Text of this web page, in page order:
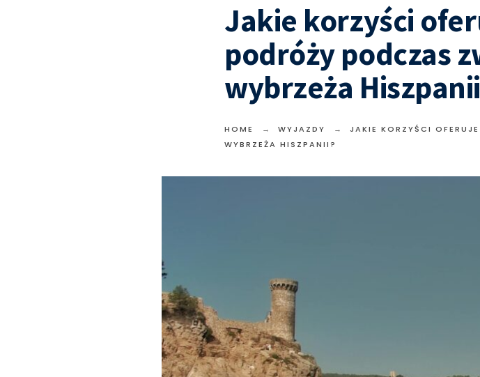
Jakie korzyści
podróży podczas
wybrzeża
HOME WYJAZDY
JAKIE KORZYŚCI
WYBRZEŻA HISZPANII?